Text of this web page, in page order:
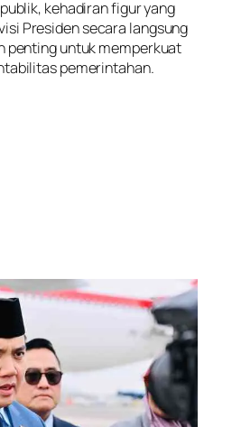
kehadiran figur yang
Presiden secara langsung
penting untuk memperkuat
pemerintahan.